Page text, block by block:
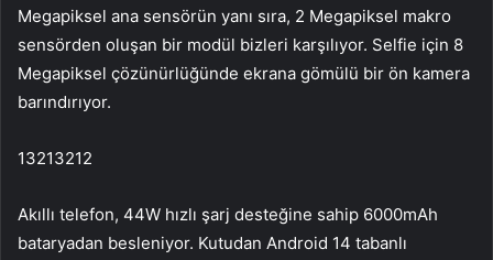
Megapiksel ana sensörün yanı sıra, 2 Megapiksel makro
sensörden oluşan bir modül bizleri karşılıyor. Selfie için 8
Megapiksel çözünürlüğünde ekrana gömülü bir ön kamera
barındırıyor.
13213212
Akıllı telefon, 44W hızlı şarj desteğine sahip 6000mAh
bataryadan besleniyor. Kutudan Android 14 tabanlı